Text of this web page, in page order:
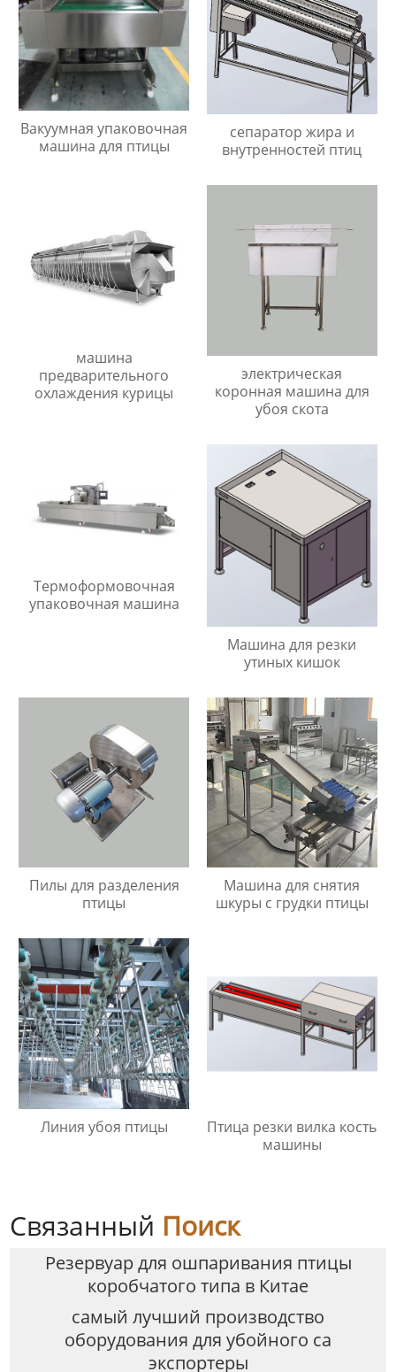
Вакуумная упаковочная
машина для птицы
сепаратор жира и
внутренностей птиц
машина
предварительного
охлаждения курицы
электрическая
коронная машина для
убоя скота
Термоформовочная
упаковочная машина
Машина для резки
утиных кишок
Пилы для разделения
птицы
Машина для снятия
шкуры с грудки птицы
Линия убоя птицы
Птица резки вилка кость
машины
Связанный Поиск
Резервуар для ошпаривания птицы
коробчатого типа в Китае
самый лучший производство
оборудования для убойного са
экспортеры